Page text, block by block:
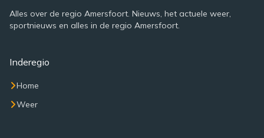
Alles over de regio Amersfoort. Nieuws, het actuele weer,
sportnieuws en alles in de regio Amersfoort.
Inderegio
Home
Weer